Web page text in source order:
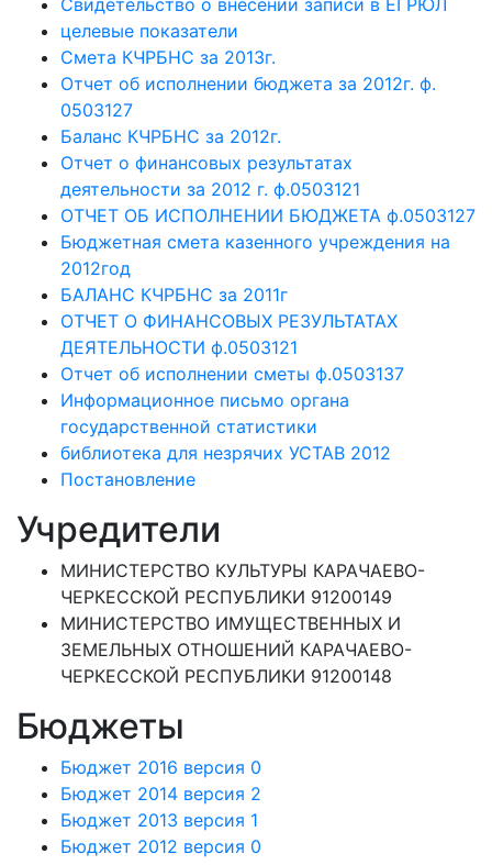
Свидетельство о внесении записи в ЕГРЮЛ
целевые показатели
Смета КЧРБНС за 2013г.
Отчет об исполнении бюджета за 2012г. ф.
0503127
Баланс КЧРБНС за 2012г.
Отчет о финансовых результатах
деятельности за 2012 г. ф.0503121
ОТЧЕТ ОБ ИСПОЛНЕНИИ БЮДЖЕТА ф.0503127
Бюджетная смета казенного учреждения на
2012год
БАЛАНС КЧРБНС за 2011г
ОТЧЕТ О ФИНАНСОВЫХ РЕЗУЛЬТАТАХ
ДЕЯТЕЛЬНОСТИ ф.0503121
Отчет об исполнении сметы ф.0503137
Информационное письмо органа
государственной статистики
библиотека для незрячих УСТАВ 2012
Постановление
Учредители
МИНИСТЕРСТВО КУЛЬТУРЫ КАРАЧАЕВО-
ЧЕРКЕССКОЙ РЕСПУБЛИКИ 91200149
МИНИСТЕРСТВО ИМУЩЕСТВЕННЫХ И
ЗЕМЕЛЬНЫХ ОТНОШЕНИЙ КАРАЧАЕВО-
ЧЕРКЕССКОЙ РЕСПУБЛИКИ 91200148
Бюджеты
Бюджет 2016 версия 0
Бюджет 2014 версия 2
Бюджет 2013 версия 1
Бюджет 2012 версия 0